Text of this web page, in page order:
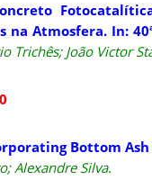
na Atmosfera. In:
Trichês; João Victor
Bottom
Alexandre Silva.